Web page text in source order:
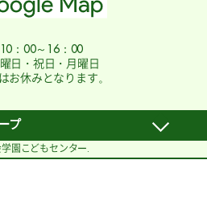
：00～16：00
日・祝日・月曜日
お休みとなります。
プ
園こどもセンター.